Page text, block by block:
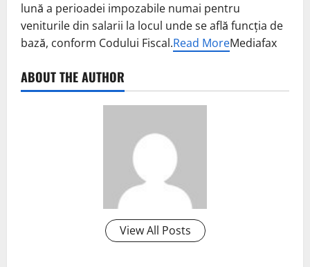
lună a perioadei impozabile numai pentru
veniturile din salarii la locul unde se află funcţia de
bază, conform Codului Fiscal.Read MoreMediafax
ABOUT THE AUTHOR
View All Posts